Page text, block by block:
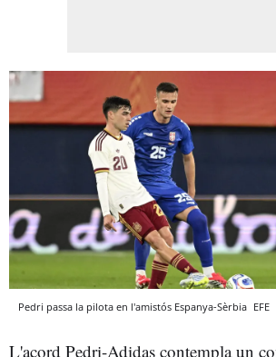
Pedri passa la pilota en l'amistós Espanya-Sèrbia EFE
L'acord Pedri-Adidas contempla un